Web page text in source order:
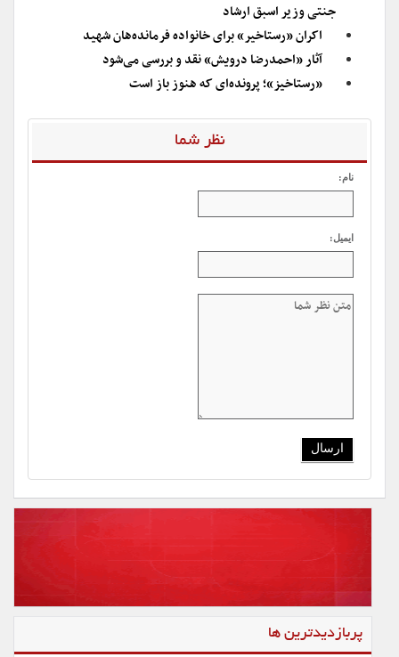
جنتی وزیر اسبق ارشاد
اکران «رستاخیر» برای خانواده فرمانده‌هان شهید
آثار «احمدرضا درویش» نقد و بررسی می‌شود
«رستاخیز»؛ پرونده‌ای که هنوز باز است
نظر شما
نام:
ایمیل:
پربازدیدترین ها